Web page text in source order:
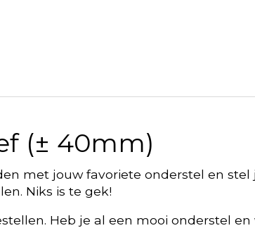
(± 40mm)
met jouw favoriete onderstel en
Niks is te gek!
Heb je al een mooi onderstel